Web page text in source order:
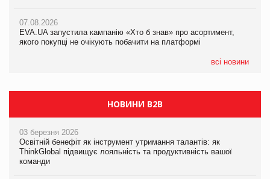
07.08.2026
EVA.UA запустила кампанію «Хто б знав» про асортимент,
якого покупці не очікують побачити на платформі
всі новини
07.08.2026
EVA.UA запустила кампанію «Хто б знав» про асортимент,
якого покупці не очікують побачити на платформі
НОВИНИ B2B
03 березня 2026
Освітній бенефіт як інструмент утримання талантів: як
ThinkGlobal підвищує лояльність та продуктивність вашої
команди